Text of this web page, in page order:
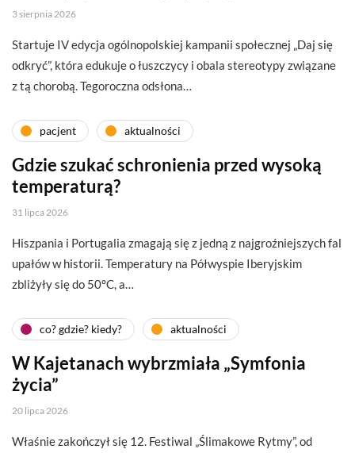
3 sierpnia 2026
Startuje IV edycja ogólnopolskiej kampanii społecznej „Daj się
odkryć”, która edukuje o łuszczycy i obala stereotypy związane
z tą chorobą. Tegoroczna odsłona…
pacjent aktualności
Gdzie szukać schronienia przed wysoką
temperaturą?
31 lipca 2026
Hiszpania i Portugalia zmagają się z jedną z najgroźniejszych fal
upałów w historii. Temperatury na Półwyspie Iberyjskim
zbliżyły się do 50°C, a…
co? gdzie? kiedy? aktualności
W Kajetanach wybrzmiała „Symfonia
życia”
20 lipca 2026
Właśnie zakończył się 12. Festiwal „Ślimakowe Rytmy”, od